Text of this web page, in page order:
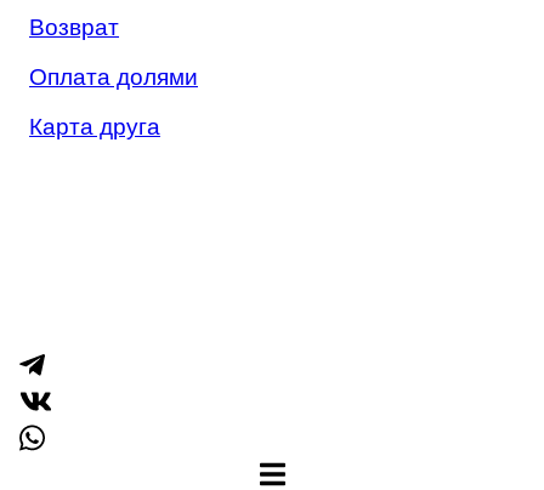
Возврат
Оплата долями
Карта друга